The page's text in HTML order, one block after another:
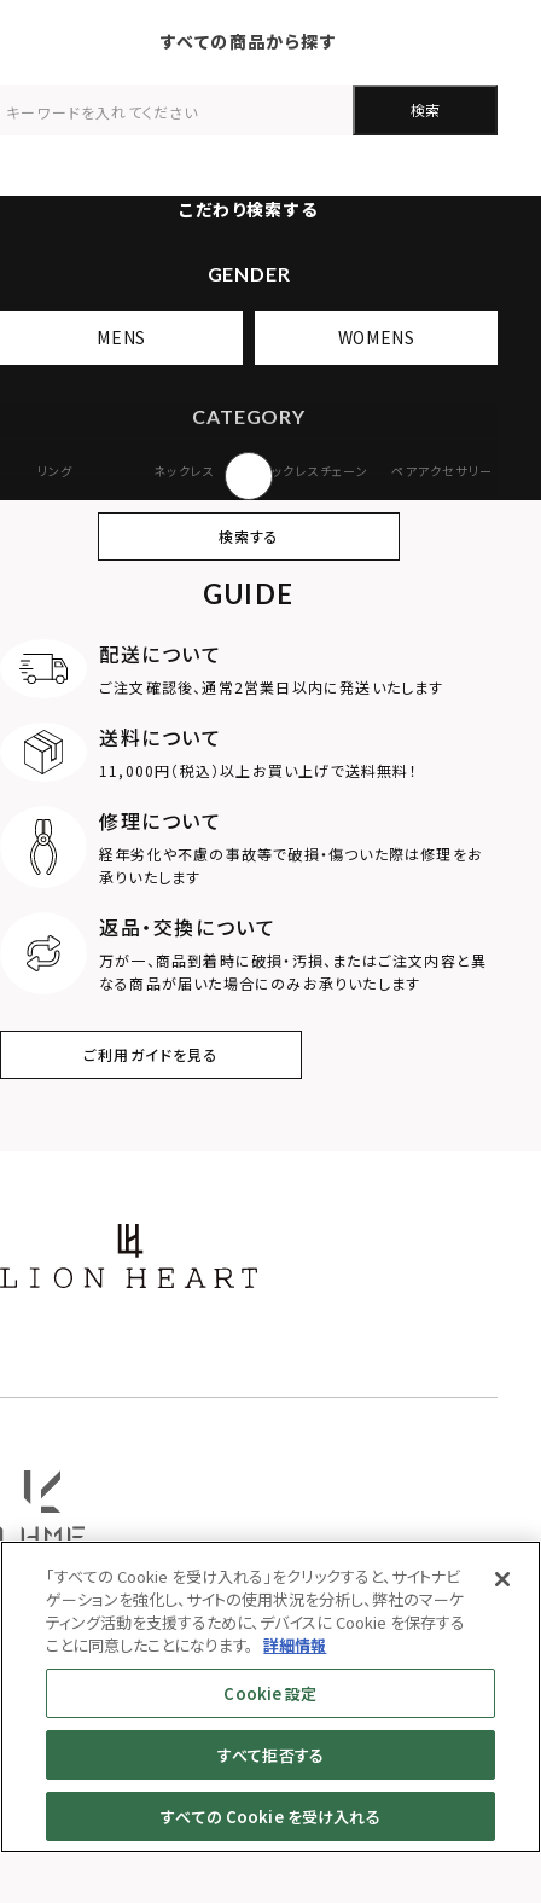
MENSWOMENS
すべての商品から探す
検索
こだわり検索する
GENDER
MENS WOMENS
CATEGORY
リング ネックレス ネックレスチェーン ペアアクセサリー
オンラインストア
ギフトボックス
MOTIF
ダブルリング
ロゴ
クラウン
フラワー
検索する
GUIDE
配送について
ご注文確認後、通常2営業日以内に発送いたします
送料について
11,000円（税込）以上お買い上げで送料無料！
修理について
経年劣化や不慮の事故等で破損・傷ついた際は修理をお
承りいたします
返品・交換について
万が一、商品到着時に破損・汚損、またはご注文内容と異
なる商品が届いた場合にのみお承りいたします
ご利用ガイドを見る
「すべての Cookie を受け入れる」をクリックすると、サイトナビ
ゲーションを強化し、サイトの使用状況を分析し、弊社のマーケ
ティング活動を支援するために、デバイスに Cookie を保存する
ことに同意したことになります。
詳細情報
Cookie 設定
すべて拒否する
すべての Cookie を受け入れる